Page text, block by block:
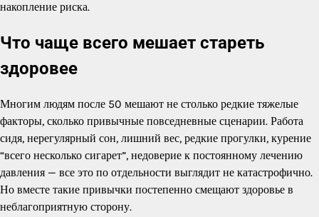
накопление риска.
Что чаще всего мешает стареть
здоровее
Многим людям после 50 мешают не столько редкие тяжелые
факторы, сколько привычные повседневные сценарии. Работа
сидя, нерегулярный сон, лишний вес, редкие прогулки, курение
“всего несколько сигарет”, недоверие к постоянному лечению
давления — все это по отдельности выглядит не катастрофично.
Но вместе такие привычки постепенно смещают здоровье в
неблагоприятную сторону.